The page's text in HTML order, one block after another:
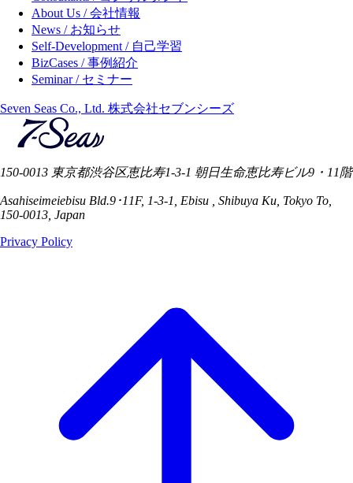
About Us / 会社情報
News / お知らせ
Self-Development / 自己学習
BizCases / 事例紹介
Seminar / セミナー
Seven Seas Co., Ltd. 株式会社セブンシーズ
150-0013 東京都渋谷区恵比寿1-3-1 朝日生命恵比寿ビル9・11階
Asahiseimeiebisu Bld.9･11F, 1-3-1, Ebisu , Shibuya Ku, Tokyo To,
150-0013, Japan
Privacy Policy